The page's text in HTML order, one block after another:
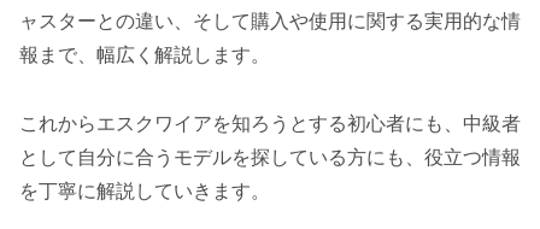
ャスターとの違い、そして購入や使用に関する実用的な情
報まで、幅広く解説します。
これからエスクワイアを知ろうとする初心者にも、中級者
として自分に合うモデルを探している方にも、役立つ情報
を丁寧に解説していきます。